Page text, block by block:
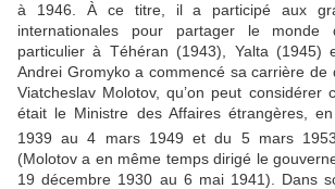
à 1946. À ce titre, il a participé aux
internationales pour partager le monde
particulier à Téhéran (1943), Yalta (1945)
Andrei Gromyko a commencé sa carrière de
Viatcheslav Molotov, qu’on peut considérer
était le Ministre des Affaires étrangères,
1939 au 4 mars 1949 et du 5 mars
(Molotov a en même temps dirigé le
19 décembre 1930 au 6 mai 1941). Dans